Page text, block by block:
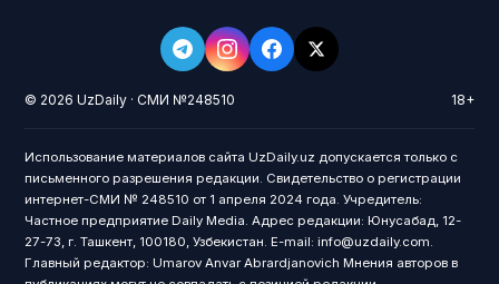
© 2026 UzDaily · СМИ №248510 18+
Использование материалов сайта UzDaily.uz допускается только с
письменного разрешения редакции. Свидетельство о регистрации
интернет-СМИ № 248510 от 1 апреля 2024 года. Учредитель:
Частное предприятие Daily Media. Адрес редакции: Юнусабад, 12-
27-73, г. Ташкент, 100180, Узбекистан. E-mail: info@uzdaily.com.
Главный редактор: Umarov Anvar Abrardjanovich Мнения авторов в